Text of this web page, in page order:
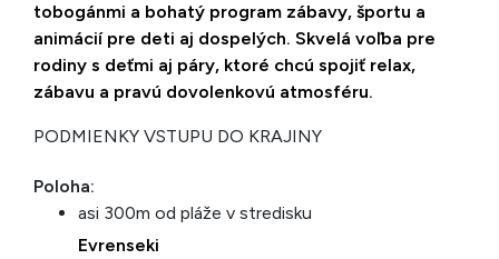
tobogánmi a bohatý program zábavy, športu a
animácií pre deti aj dospelých. Skvelá voľba pre
rodiny s deťmi aj páry, ktoré chcú spojiť relax,
zábavu a pravú dovolenkovú atmosféru.
PODMIENKY VSTUPU DO KRAJINY
Poloha:
asi 300m od pláže v stredisku
Evrenseki